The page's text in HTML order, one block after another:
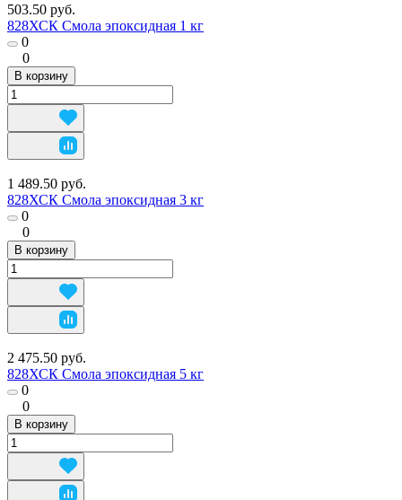
503.50 руб.
828ХСК Смола эпоксидная 1 кг
0
0
В корзину
1 489.50 руб.
828ХСК Смола эпоксидная 3 кг
0
0
В корзину
2 475.50 руб.
828ХСК Смола эпоксидная 5 кг
0
0
В корзину